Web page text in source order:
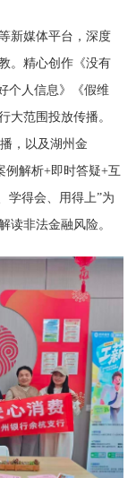
新媒体平台，深度
。精心创作《没有
个人信息》《假维
大范围投放传播。
，以及湖州金
例解析+即时答疑+互
学得会、用得上”为
读非法金融风险。